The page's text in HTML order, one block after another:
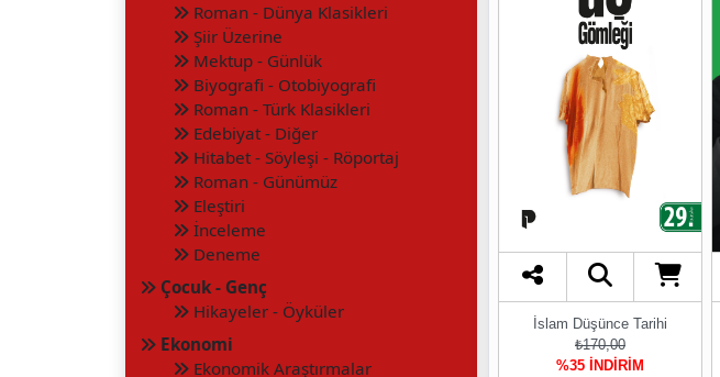
Roman - Dünya Klasikleri
Şiir Üzerine
Mektup - Günlük
Biyografi - Otobiyografi
Roman - Türk Klasikleri
Edebiyat - Diğer
Hitabet - Söyleşi - Röportaj
Roman - Günümüz
Eleştiri
İnceleme
Deneme
Çocuk - Genç
Hikayeler - Öyküler
Ekonomi
Ekonomik Araştırmalar
İslam Düşünce Tarihi
₺170,00
%35 İNDİRİM